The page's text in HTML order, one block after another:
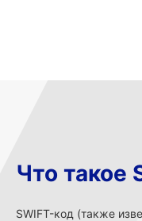
Что такое
SWIFT-код (также